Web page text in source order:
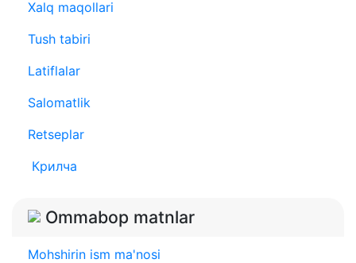
Xalq maqollari
Tush tabiri
Latiflalar
Salomatlik
Retseplar
Крилча
Ommabop matnlar
Mohshirin ism ma'nosi